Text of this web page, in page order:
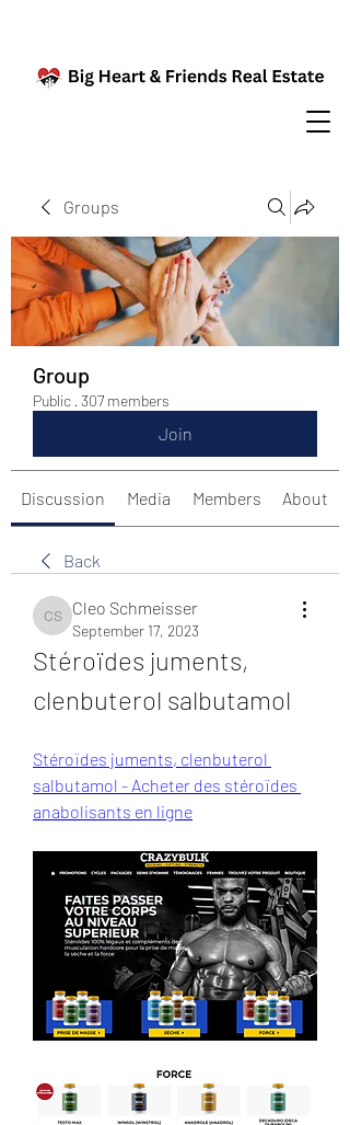
Groups
Group
Public · 307 members
Join
Discussion Media Members About
Back
Cleo Schmeisser
Cleo Schmeisser
September 17, 2023
Stéroïdes juments,
clenbuterol salbutamol
Stéroïdes juments, clenbuterol
salbutamol - Acheter des stéroïdes
anabolisants en ligne